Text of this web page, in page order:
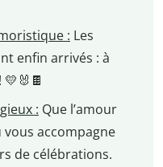
: Les
enfin arrivés : à
: Que l’amour
accompagne
de célébrations.